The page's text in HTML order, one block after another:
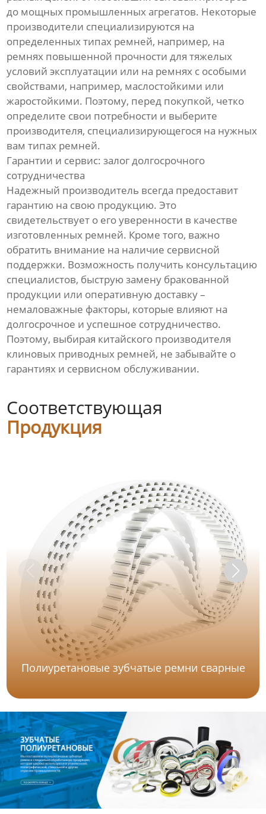
до мощных промышленных агрегатов. Некоторые
производители специализируются на
определенных типах ремней, например, на
ремнях повышенной прочности для тяжелых
условий эксплуатации или на ремнях с особыми
свойствами, например, маслостойкими или
жаростойкими. Поэтому, перед покупкой, четко
определите свои потребности и выберите
производителя, специализирующегося на нужных
вам типах ремней.
Гарантии и сервис: залог долгосрочного
сотрудничества
Надежный производитель всегда предоставит
гарантию на свою продукцию. Это
свидетельствует о его уверенности в качестве
изготовленных ремней. Кроме того, важно
обратить внимание на наличие сервисной
поддержки. Возможность получить консультацию
специалистов, быструю замену бракованной
продукции или оперативную доставку –
немаловажные факторы, которые влияют на
долгосрочное и успешное сотрудничество.
Поэтому, выбирая китайского производителя
клиновых приводных ремней, не забывайте о
гарантиях и сервисном обслуживании.
Соответствующая
Продукция
Полиуретановые зубчатые ремни сварные